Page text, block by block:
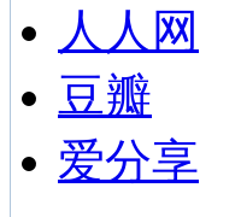
人人网
豆瓣
爱分享